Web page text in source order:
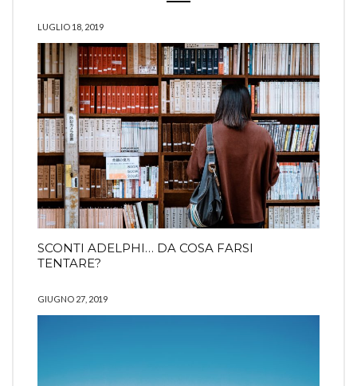
LUGLIO 18, 2019
SCONTI ADELPHI… DA COSA FARSI
TENTARE?
GIUGNO 27, 2019